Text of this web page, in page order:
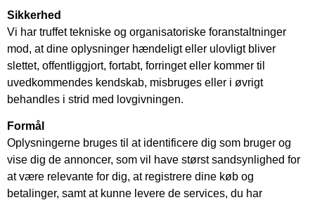
Sikkerhed
Vi har truffet tekniske og organisatoriske foranstaltninger
mod, at dine oplysninger hændeligt eller ulovligt bliver
slettet, offentliggjort, fortabt, forringet eller kommer til
uvedkommendes kendskab, misbruges eller i øvrigt
behandles i strid med lovgivningen.
Formål
Oplysningerne bruges til at identificere dig som bruger og
vise dig de annoncer, som vil have størst sandsynlighed for
at være relevante for dig, at registrere dine køb og
betalinger, samt at kunne levere de services, du har